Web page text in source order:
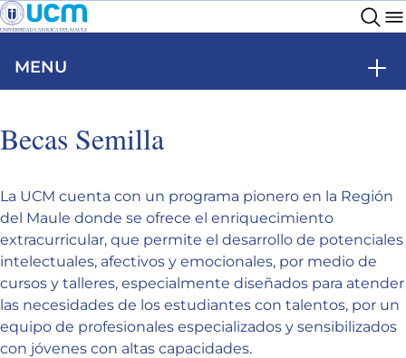
MENU
Becas Semilla
La UCM cuenta con un programa pionero en la Región
del Maule donde se ofrece el enriquecimiento
extracurricular, que permite el desarrollo de potenciales
intelectuales, afectivos y emocionales, por medio de
cursos y talleres, especialmente diseñados para atender
las necesidades de los estudiantes con talentos, por un
equipo de profesionales especializados y sensibilizados
con jóvenes con altas capacidades.